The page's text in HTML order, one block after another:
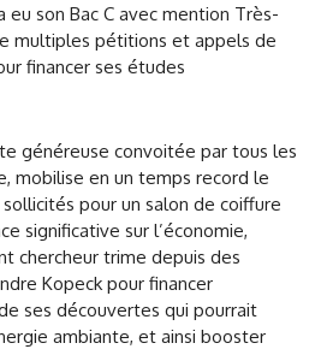
eu son Bac C avec mention Très-
multiples pétitions et appels de
financer ses études
généreuse convoitée par tous les
mobilise en un temps record le
pour un salon de coiffure
significative sur l’économie,
chercheur trime depuis des
Kopeck pour financer
ses découvertes qui pourrait
ambiante, et ainsi booster